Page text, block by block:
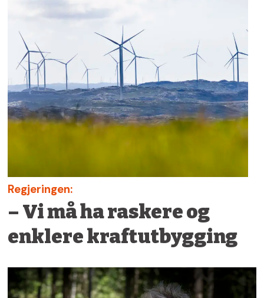
Regjeringen:
– Vi må ha raskere og
enklere kraftutbygging